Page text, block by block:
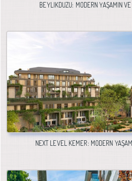
BEYLIKDÜZÜ: MODERN YAŞAMIN
NEXT LEVEL KEMER: MODERN